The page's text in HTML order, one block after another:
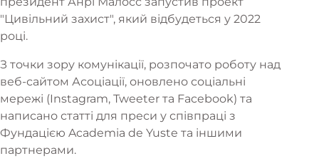
"Цивільний захист", який відбудеться у 2022
році.
З точки зору комунікації, розпочато роботу над
веб-сайтом Асоціації, оновлено соціальні
мережі (Instagram, Tweeter та Facebook) та
написано статті для преси у співпраці з
Фундацією Academia de Yuste та іншими
партнерами.